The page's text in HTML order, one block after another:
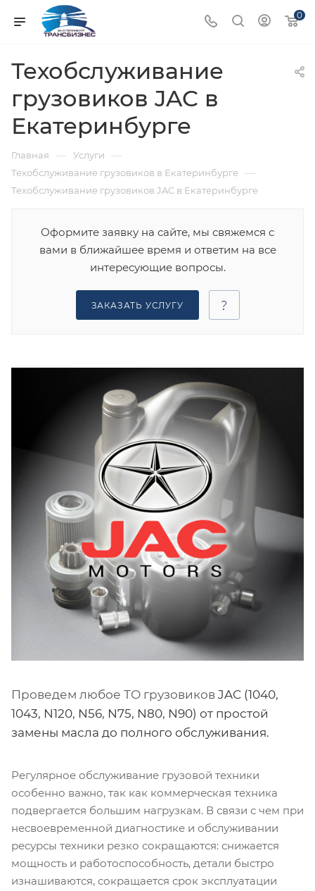
0
Техобслуживание
грузовиков JAC в
Екатеринбурге
Главная — Услуги —
Техобслуживание грузовиков в Екатеринбурге —
Техобслуживание грузовиков JAC в Екатеринбурге
Оформите заявку на сайте, мы свяжемся с
вами в ближайшее время и ответим на все
интересующие вопросы.
ЗАКАЗАТЬ УСЛУГУ
Проведем любое ТО грузовиков JAC (1040,
1043, N120, N56, N75, N80, N90) от простой
замены масла до полного обслуживания.
Регулярное обслуживание грузовой техники
особенно важно, так как коммерческая техника
подвергается большим нагрузкам. В связи с чем при
несвоевременной диагностике и обслуживании
ресурсы техники резко сокращаются: снижается
мощность и работоспособность, детали быстро
изнашиваются, сокращается срок эксплуатации